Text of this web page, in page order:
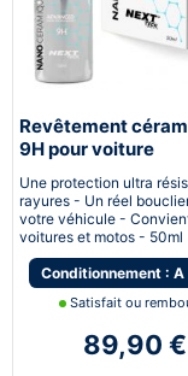
Revêtement
9H pour voiture
Une protection ultra
rayures - Un réel
votre véhicule -
voitures et motos - 50ml
Conditionnement : A
Satisfait ou
89,90 €